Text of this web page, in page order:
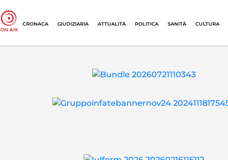
CRONACA GIUDIZIARIA ATTUALITÀ POLITICA SANITÀ CULTURA